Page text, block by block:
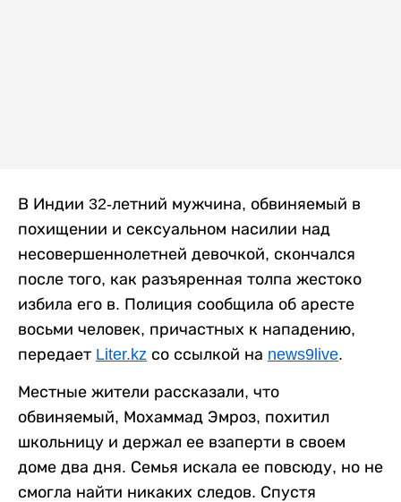
В Индии 32-летний мужчина, обвиняемый в
похищении и сексуальном насилии над
несовершеннолетней девочкой, скончался
после того, как разъяренная толпа жестоко
избила его в. Полиция сообщила об аресте
восьми человек, причастных к нападению,
передает Liter.kz со ссылкой на news9live.
Местные жители рассказали, что
обвиняемый, Мохаммад Эмроз, похитил
школьницу и держал ее взаперти в своем
доме два дня. Семья искала ее повсюду, но не
смогла найти никаких следов. Спустя